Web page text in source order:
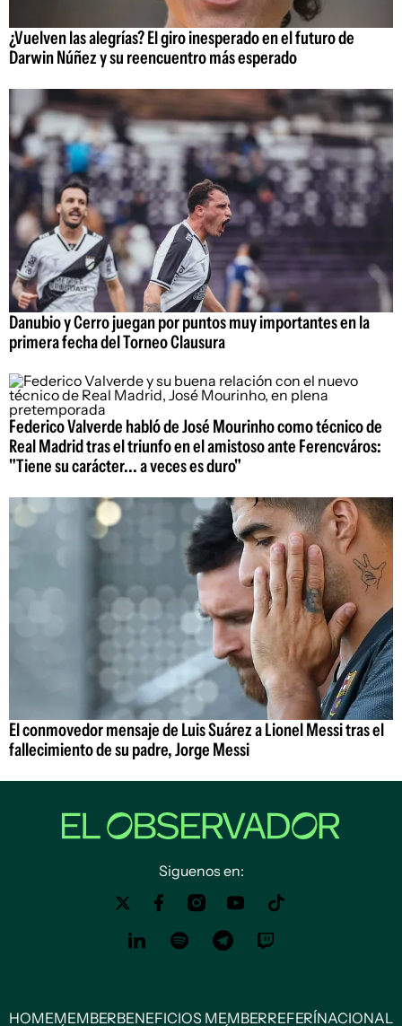
¿Vuelven las alegrías? El giro inesperado en el futuro de
Darwin Núñez y su reencuentro más esperado
Danubio y Cerro juegan por puntos muy importantes en la
primera fecha del Torneo Clausura
Federico Valverde habló de José Mourinho como técnico de
Real Madrid tras el triunfo en el amistoso ante Ferencváros:
"Tiene su carácter... a veces es duro"
El conmovedor mensaje de Luis Suárez a Lionel Messi tras el
fallecimiento de su padre, Jorge Messi
Siguenos en:
HOMEMEMBERBENEFICIOS MEMBERREFERÍNACIONAL